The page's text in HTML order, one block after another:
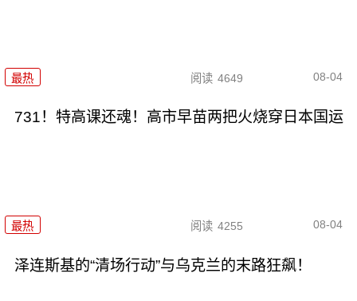
最热 阅读 4649 08-04
731！特高课还魂！高市早苗两把火烧穿日本国运
最热 阅读 4255 08-04
泽连斯基的“清场行动”与乌克兰的末路狂飙！